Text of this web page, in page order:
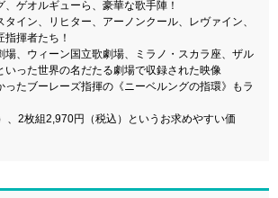
、ゲオルギューら、豪華な歌手陣！
イン、リヒター、アーノンクール、レヴァイン、
揮者たち！
、ウィーン国立歌劇場、ミラノ・スカラ座、ザル
いった世界の名だたる劇場で収録された映像
たブーレーズ指揮の《ニーベルングの指環》もラ
2枚組2,970円（税込）というお求めやすい価